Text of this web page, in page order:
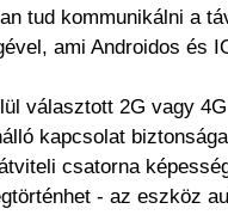
tud kommunikálni a
ami Androidos és
választott 2G vagy
kapcsolat
csatorna
- az eszköz